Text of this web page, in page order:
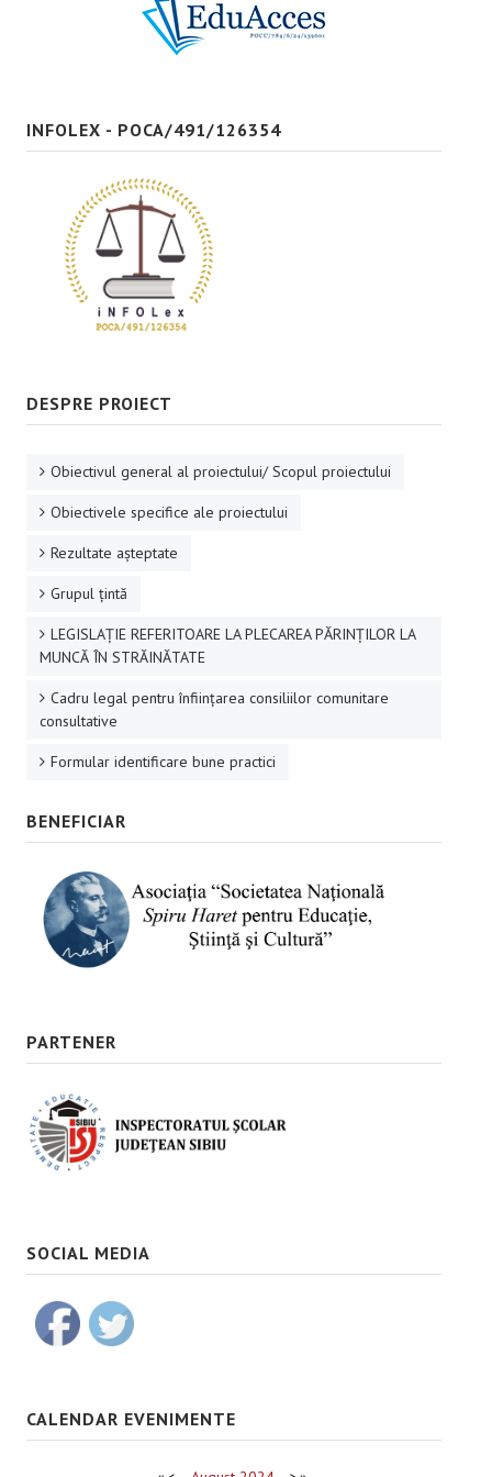
INFOLEX - POCA/491/126354
DESPRE PROIECT
Obiectivul general al proiectului/ Scopul proiectului
Obiectivele specifice ale proiectului
Rezultate aşteptate
Grupul ţintă
LEGISLAȚIE REFERITOARE LA PLECAREA PĂRINȚILOR LA
MUNCĂ ÎN STRĂINĂTATE
Cadru legal pentru înființarea consiliilor comunitare
consultative
Formular identificare bune practici
BENEFICIAR
PARTENER
SOCIAL MEDIA
CALENDAR EVENIMENTE